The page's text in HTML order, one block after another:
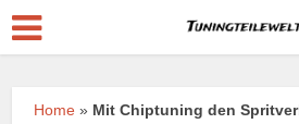
Home » Mit Chiptuning den